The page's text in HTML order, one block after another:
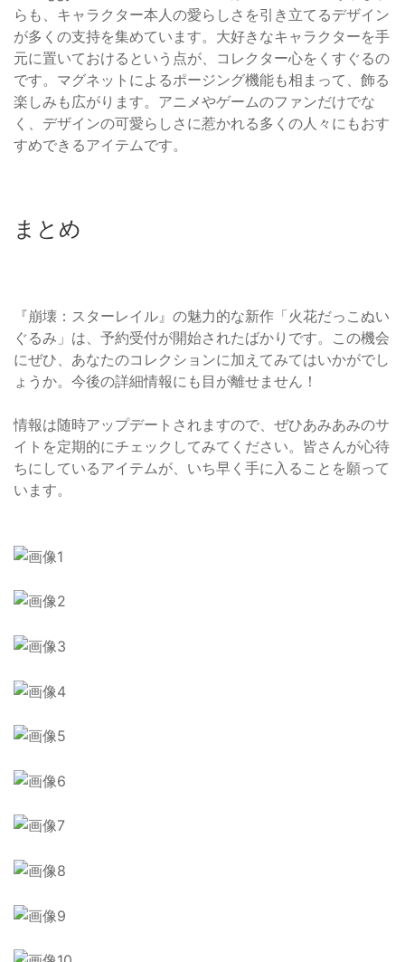
らも、キャラクター本人の愛らしさを引き立てるデザイン
が多くの支持を集めています。大好きなキャラクターを手
元に置いておけるという点が、コレクター心をくすぐるの
です。マグネットによるポージング機能も相まって、飾る
楽しみも広がります。アニメやゲームのファンだけでな
く、デザインの可愛らしさに惹かれる多くの人々にもおす
すめできるアイテムです。
まとめ
『崩壊：スターレイル』の魅力的な新作「火花だっこぬい
ぐるみ」は、予約受付が開始されたばかりです。この機会
にぜひ、あなたのコレクションに加えてみてはいかがでし
ょうか。今後の詳細情報にも目が離せません！
情報は随時アップデートされますので、ぜひあみあみのサ
イトを定期的にチェックしてみてください。皆さんが心待
ちにしているアイテムが、いち早く手に入ることを願って
います。